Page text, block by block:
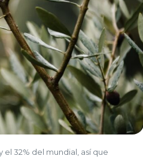
32% del mundial, así que